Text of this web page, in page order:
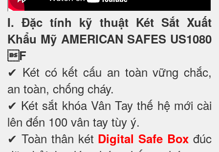
I. Đặc tính kỹ thuật Két Sắt Xuất
Khẩu Mỹ AMERICAN SAFES US1080
F
✔ Két có kết cấu an toàn vững chắc,
an toàn, chống cháy.
✔ Két sắt khóa Vân Tay thế hệ mới cài
lên đến 100 vân tay tùy ý.
✔ Toàn thân két Digital Safe Box đúc